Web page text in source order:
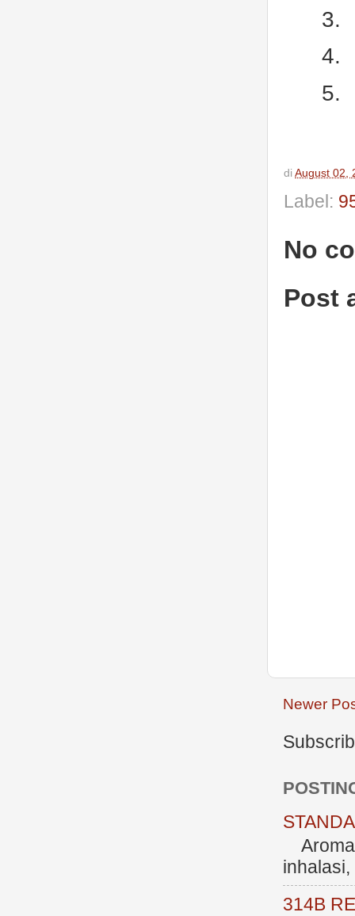
3.
4.
5.
di August 02,
Label:
No
Post
Newer
314B